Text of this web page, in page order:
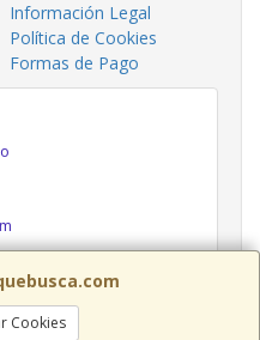
Cookies
Información Legal
Política de Cookies
Formas de Pago